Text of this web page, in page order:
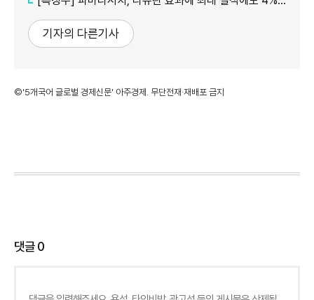
기자의 다른기사
©'5개국어 글로벌 경제신문' 아주경제. 무단전재·재배포 금지
댓글0